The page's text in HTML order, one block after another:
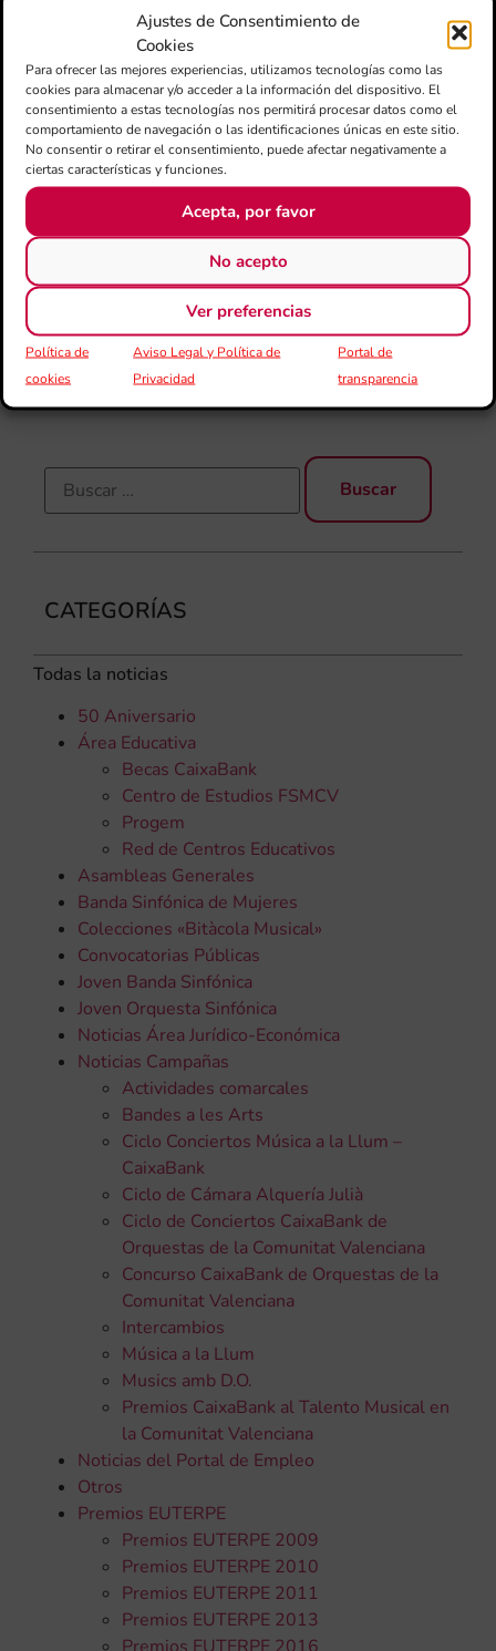
Ajustes de Consentimiento de
Cookies
Para ofrecer las mejores experiencias, utilizamos tecnologías como las
cookies para almacenar y/o acceder a la información del dispositivo. El
consentimiento a estas tecnologías nos permitirá procesar datos como el
comportamiento de navegación o las identificaciones únicas en este sitio.
No consentir o retirar el consentimiento, puede afectar negativamente a
ciertas características y funciones.
Acepta, por favor
No acepto
Ver preferencias
Política de
cookies
Aviso Legal y Política de
Privacidad
Portal de
transparencia
CATEGORÍAS
Todas la noticias
50 Aniversario
Área Educativa
Becas CaixaBank
Centro de Estudios FSMCV
Progem
Red de Centros Educativos
Asambleas Generales
Banda Sinfónica de Mujeres
Colecciones «Bitàcola Musical»
Convocatorias Públicas
Joven Banda Sinfónica
Joven Orquesta Sinfónica
Noticias Área Jurídico-Económica
Noticias Campañas
Actividades comarcales
Bandes a les Arts
Ciclo Conciertos Música a la Llum –
CaixaBank
Ciclo de Cámara Alquería Julià
Ciclo de Conciertos CaixaBank de
Orquestas de la Comunitat Valenciana
Concurso CaixaBank de Orquestas de la
Comunitat Valenciana
Intercambios
Música a la Llum
Musics amb D.O.
Premios CaixaBank al Talento Musical en
la Comunitat Valenciana
Noticias del Portal de Empleo
Otros
Premios EUTERPE
Premios EUTERPE 2009
Premios EUTERPE 2010
Premios EUTERPE 2011
Premios EUTERPE 2013